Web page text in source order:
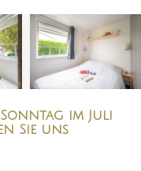
im Juli
Sie uns